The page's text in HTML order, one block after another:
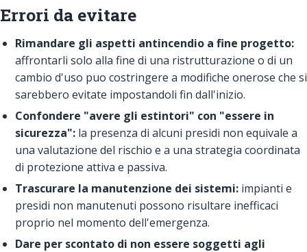
Errori da evitare
Rimandare gli aspetti antincendio a fine progetto:
affrontarli solo alla fine di una ristrutturazione o di un
cambio d'uso puo costringere a modifiche onerose che si
sarebbero evitate impostandoli fin dall'inizio.
Confondere "avere gli estintori" con "essere in
sicurezza": la presenza di alcuni presidi non equivale a
una valutazione del rischio e a una strategia coordinata
di protezione attiva e passiva.
Trascurare la manutenzione dei sistemi: impianti e
presidi non manutenuti possono risultare inefficaci
proprio nel momento dell'emergenza.
Dare per scontato di non essere soggetti agli